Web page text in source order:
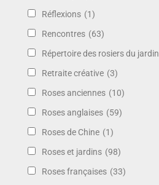
Réflexions (1)
Rencontres (63)
Répertoire des rosiers du jardin
Retraite créative (3)
Roses anciennes (10)
Roses anglaises (59)
Roses de Chine (1)
Roses et jardins (98)
Roses françaises (33)